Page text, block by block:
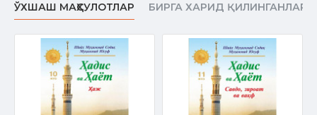
Аллоҳ таолодан хавфда бўлиш
Рақоиқлар ҳақида
Жаннатга кириш Аллоҳ таоло фазли ила бўлур
Омонатнинг кўтарилиши
Садақанинг фазли ҳақида. .
Амри маъруф ва наҳйи мункар ҳақида
ЎХШАШ МАҲСУЛОТЛАР БИРГА ХАРИД ҚИЛИНГАНЛАР